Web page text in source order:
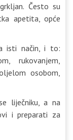
Često su
apetita, opće
isti način, i to:
rukovanjem,
osobom,
liječniku, a na
i preparati za